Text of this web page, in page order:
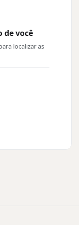
de você
localizar as